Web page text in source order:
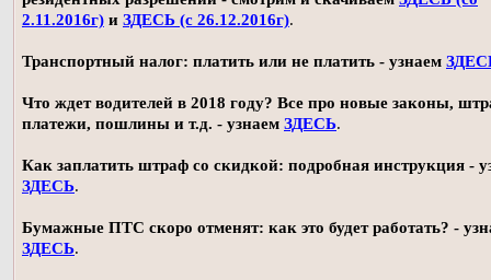
2.11.2016г) и ЗДЕСЬ (с 26.12.2016г).
Транспортный налог: платить или не платить - узнаем
Что ждет водителей в 2018 году? Все про новые законы,
платежи, пошлины и т.д. - узнаем ЗДЕСЬ.
Как заплатить штраф со скидкой: подробная инструкция -
ЗДЕСЬ.
Бумажные ПТС скоро отменят: как это будет работать? -
ЗДЕСЬ.